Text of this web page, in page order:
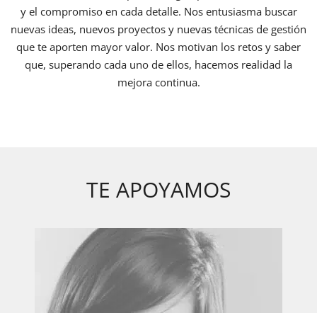
y el compromiso en cada detalle. Nos entusiasma buscar
nuevas ideas, nuevos proyectos y nuevas técnicas de gestión
que te aporten mayor valor. Nos motivan los retos y saber
que, superando cada uno de ellos, hacemos realidad la
mejora continua.
TE APOYAMOS